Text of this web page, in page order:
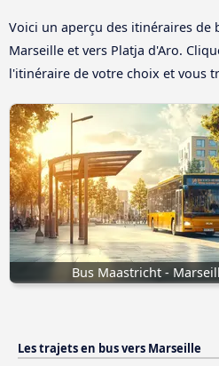
Voici un aperçu des itinéraires de
Marseille et vers Platja d'Aro.
l'itinéraire de votre choix et vous
Bus Maastricht -
Les trajets en bus vers Marseille